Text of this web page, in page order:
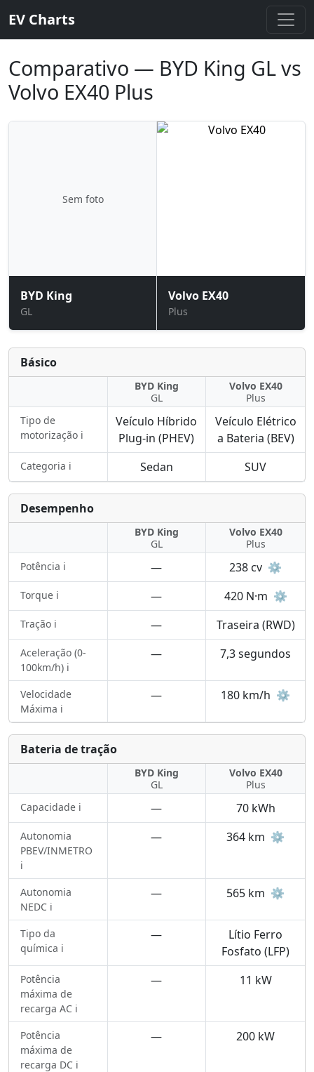
EV Charts
Comparativo — BYD King GL vs
Volvo EX40 Plus
Sem foto
BYD King
GL
Volvo EX40
Plus
Básico
BYD King
GL
Volvo EX40
Plus
Tipo de
motorização ℹ️
Veículo Híbrido
Plug-in (PHEV)
Veículo Elétrico
a Bateria (BEV)
Categoria ℹ️ Sedan SUV
Desempenho
BYD King
GL
Volvo EX40
Plus
Potência ℹ️
— 238 cv ⚙️
Torque ℹ️ — 420 N·m ⚙️
Tração ℹ️ — Traseira (RWD)
Aceleração (0-
100km/h) ℹ️
— 7,3 segundos
Velocidade
Máxima ℹ️
— 180 km/h ⚙️
Bateria de tração
BYD King
GL
Volvo EX40
Plus
Capacidade ℹ️
— 70 kWh
Autonomia
PBEV/INMETRO
ℹ️
— 364 km ⚙️
Autonomia
NEDC ℹ️
— 565 km ⚙️
Tipo da
química ℹ️
—
Lítio Ferro
Fosfato (LFP)
Potência
máxima de
recarga AC ℹ️
— 11 kW
Potência
máxima de
recarga DC ℹ️
— 200 kW